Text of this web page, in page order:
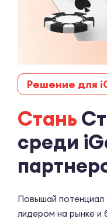
Решение для
Стань
среди
Повышай потенциал
лидером на рынке и